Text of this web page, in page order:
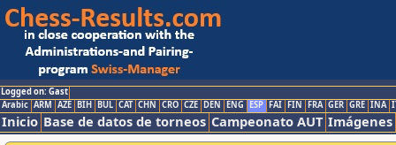
Logged on: Gast
Arabic ARM AZE BIH BUL CAT CHN CRO CZE DEN ENG ESP FAI FIN FRA GER GRE INA
Inicio Base de datos de torneos Campeonato AUT Imágenes